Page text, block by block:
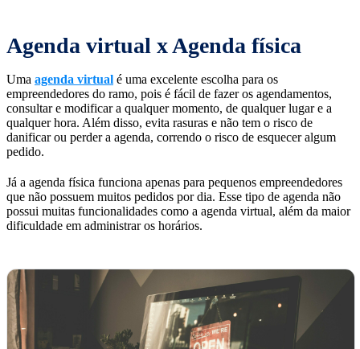
Agenda virtual x Agenda física
Uma agenda virtual é uma excelente escolha para os
empreendedores do ramo, pois é fácil de fazer os agendamentos,
consultar e modificar a qualquer momento, de qualquer lugar e a
qualquer hora. Além disso, evita rasuras e não tem o risco de
danificar ou perder a agenda, correndo o risco de esquecer algum
pedido.
Já a agenda física funciona apenas para pequenos empreendedores
que não possuem muitos pedidos por dia. Esse tipo de agenda não
possui muitas funcionalidades como a agenda virtual, além da maior
dificuldade em administrar os horários.